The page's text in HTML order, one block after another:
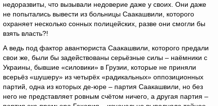
недоразвиты, что вызывали недоверие даже у своих. Они даже
не попытались вывести из больницы Саакашвили, которого
охраняет несколько сонных полицейских, разве они смогли бы
взять власть?!
А ведь под фактор авантюриста Саакашвили, которого предали
свои же, были бы задействованы серьёзные силы – наёмники с
Украины, бывшие «силовики» в Грузии, которые не приняли
всерьёз «шушеру» из четырёх «радикальных» оппозиционных
партий, одна из которых де-юре – партия Саакашвили, но без
него не представляет ровным счётом ничего, а другая партия –